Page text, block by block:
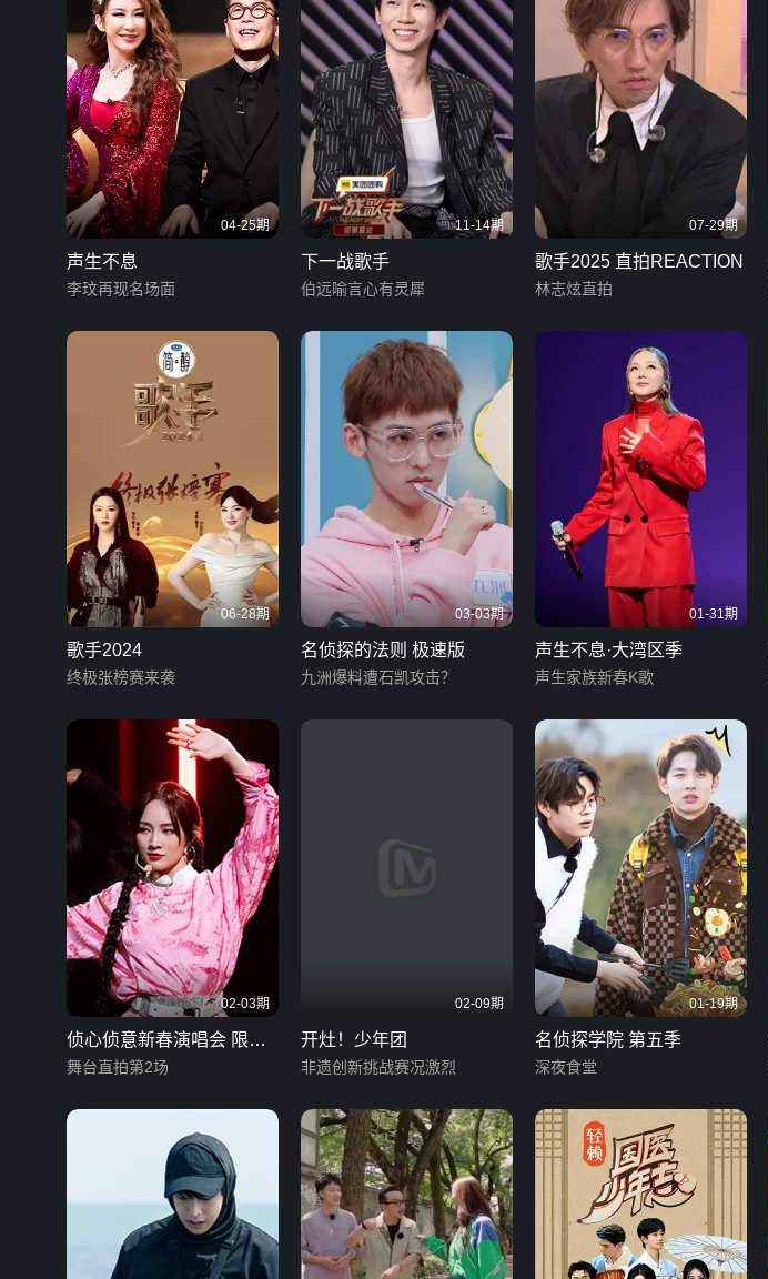
04-25期
声生不息
李玟再现名场面
11-14期
下一战歌手
伯远喻言心有灵犀
07-29期
歌手2025 直拍REACTION
林志炫直拍
06-28期
歌手2024
终极张榜赛来袭
03-03期
名侦探的法则 极速版
九洲爆料遭石凯攻击？
01-31期
声生不息·大湾区季
声生家族新春K歌
02-03期
侦心侦意新春演唱会 限定
企划
舞台直拍第2场
02-09期
开灶！少年团
非遗创新挑战赛况激烈
01-19期
名侦探学院 第五季
深夜食堂